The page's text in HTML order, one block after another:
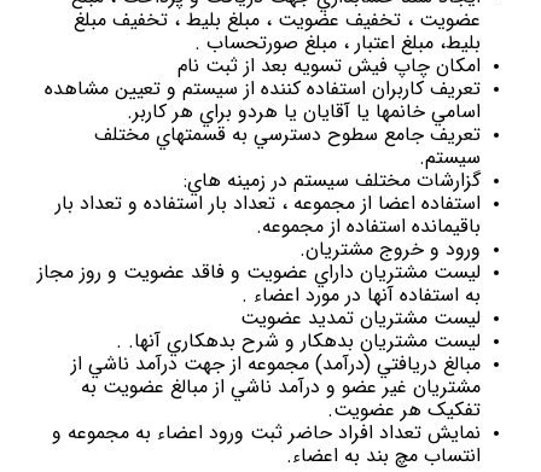
عضويت ، تخفيف عضويت ، مبلغ بليط ، تخفيف مبلغ
بليط، مبلغ اعتبار ، مبلغ صورتحساب .
امکان چاپ فیش تسویه بعد از ثبت نام
تعريف کاربران استفاده کننده از سيستم و تعيين مشاهده
اسامي خانمها يا آقايان يا هردو براي هر کاربر.
تعريف جامع سطوح دسترسي به قسمتهاي مختلف
سيستم.
گزارشات مختلف سيستم در زمينه هاي:
استفاده اعضا از مجموعه ، تعداد بار استفاده و تعداد بار
باقيمانده استفاده از مجموعه.
ورود و خروج مشتريان.
ليست مشتريان داراي عضويت و فاقد عضويت و روز مجاز
به استفاده آنها در مورد اعضاء .
لیست مشتریان تمدید عضویت
ليست مشتريان بدهکار و شرح بدهکاري آنها. .
مبالغ دريافتي (درآمد) مجموعه از جهت درآمد ناشي از
مشتريان غیر عضو و درآمد ناشي از مبالغ عضويت به
تفکيک هر عضويت.
نمايش تعداد افراد حاضر ثبت ورود اعضاء به مجموعه و
انتساب مچ بند به اعضاء.